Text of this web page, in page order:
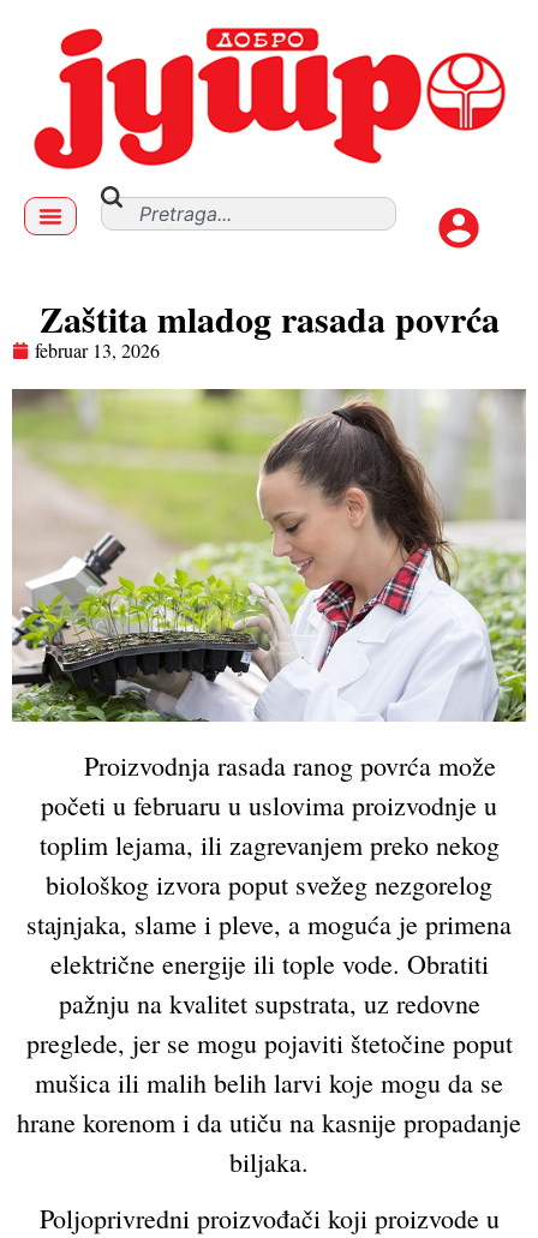
Zaštita mladog rasada povrća
februar 13, 2026
Proizvodnja rasada ranog povrća može
početi u februaru u uslovima proizvodnje u
toplim lejama, ili zagrevanjem preko nekog
biološkog izvora poput svežeg nezgorelog
stajnjaka, slame i pleve, a moguća je primena
električne energije ili tople vode. Obratiti
pažnju na kvalitet supstrata, uz redovne
preglede, jer se mogu pojaviti štetočine poput
mušica ili malih belih larvi koje mogu da se
hrane korenom i da utiču na kasnije propadanje
biljaka.
Poljoprivredni proizvođači koji proizvode u